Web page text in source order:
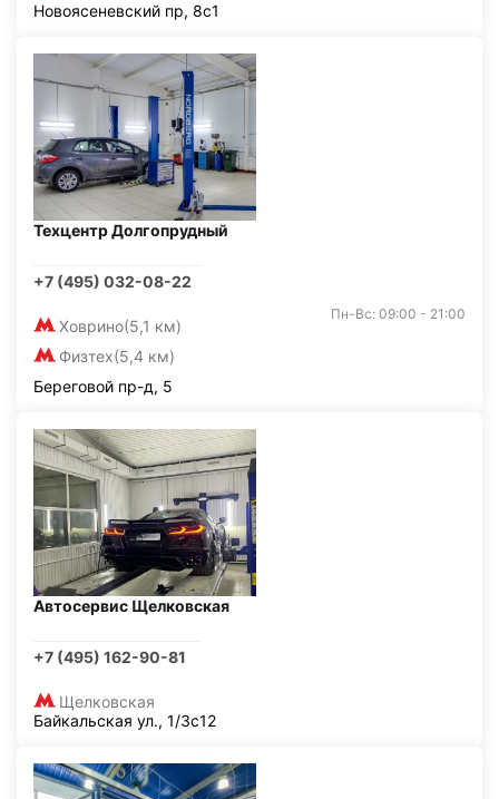
Новоясеневский пр, 8с1
Техцентр Долгопрудный
+7 (495) 032-08-22
Ховрино(5,1 км)
Физтех(5,4 км)
Пн-Вс: 09:00 - 21:00
Береговой пр-д, 5
Автосервис Щелковская
+7 (495) 162-90-81
Щелковская
Байкальская ул., 1/3с12